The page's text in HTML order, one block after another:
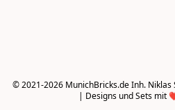
© 2021-2026 MunichBricks.de Inh.
| Designs und Sets mit